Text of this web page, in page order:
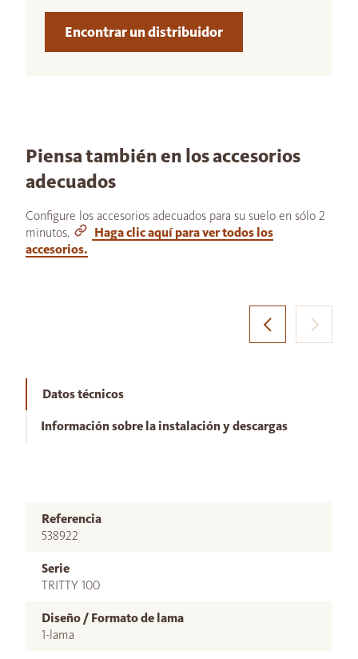
Encontrar un distribuidor
Piensa también en los accesorios
adecuados
Configure los accesorios adecuados para su suelo en sólo 2
minutos.
Haga clic aquí para ver todos los
accesorios.
Datos técnicos
Información sobre la instalación y descargas
Referencia
538922
Serie
TRITTY 100
Diseño / Formato de lama
1-lama